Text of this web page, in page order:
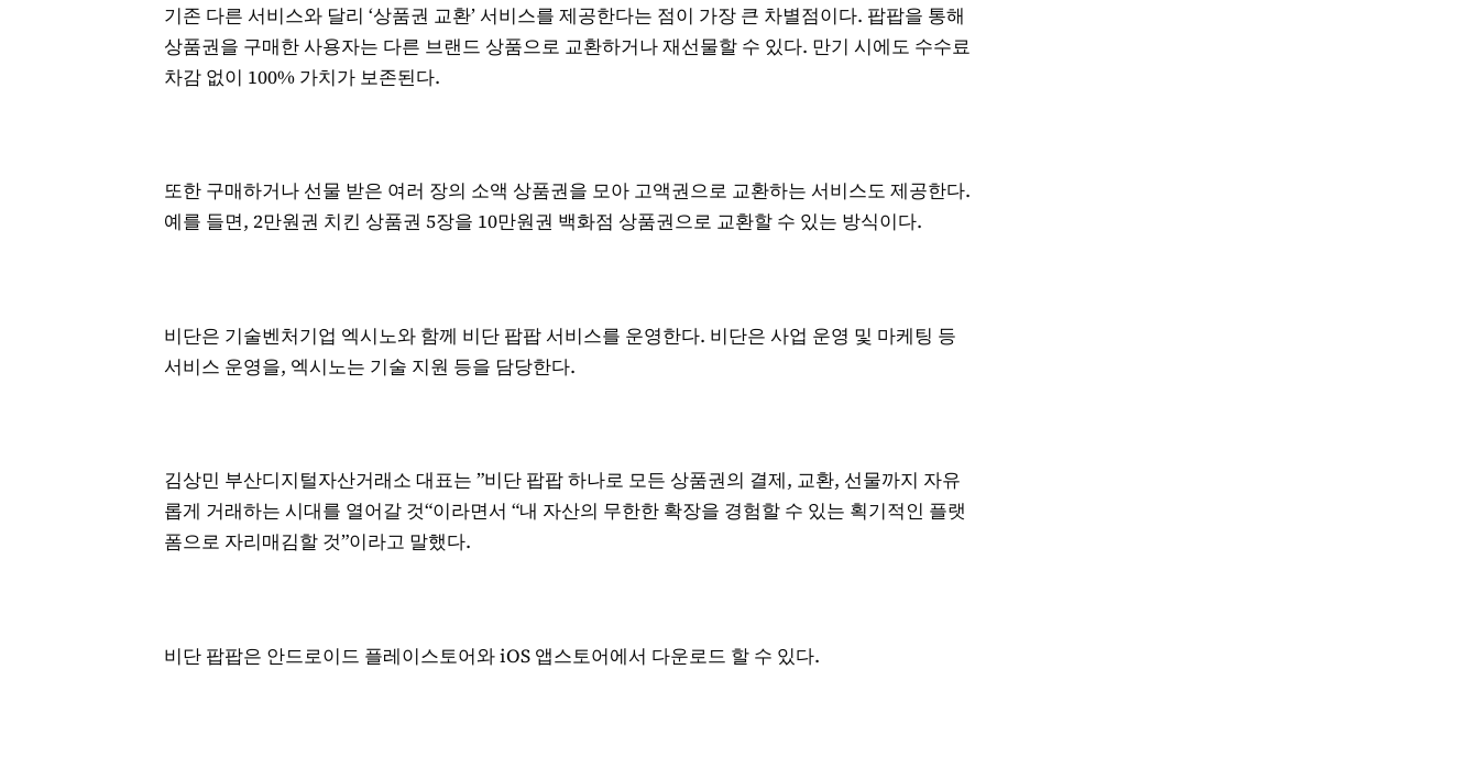
기존 다른 서비스와 달리 ‘상품권 교환’ 서비스를 제공한다는 점이 가장 큰 차별점이다. 팝팝을 통해
상품권을 구매한 사용자는 다른 브랜드 상품으로 교환하거나 재선물할 수 있다. 만기 시에도 수수료
차감 없이 100% 가치가 보존된다.
또한 구매하거나 선물 받은 여러 장의 소액 상품권을 모아 고액권으로 교환하는 서비스도 제공한다.
예를 들면, 2만원권 치킨 상품권 5장을 10만원권 백화점 상품권으로 교환할 수 있는 방식이다.
비단은 기술벤처기업 엑시노와 함께 비단 팝팝 서비스를 운영한다. 비단은 사업 운영 및 마케팅 등
서비스 운영을, 엑시노는 기술 지원 등을 담당한다.
김상민 부산디지털자산거래소 대표는 ”비단 팝팝 하나로 모든 상품권의 결제, 교환, 선물까지 자유
롭게 거래하는 시대를 열어갈 것“이라면서 “내 자산의 무한한 확장을 경험할 수 있는 획기적인 플랫
폼으로 자리매김할 것”이라고 말했다.
비단 팝팝은 안드로이드 플레이스토어와 iOS 앱스토어에서 다운로드 할 수 있다.